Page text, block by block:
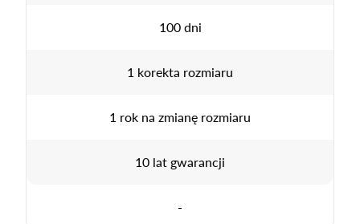
100 dni
1 korekta rozmiaru
1 rok na zmianę rozmiaru
10 lat gwarancji
-